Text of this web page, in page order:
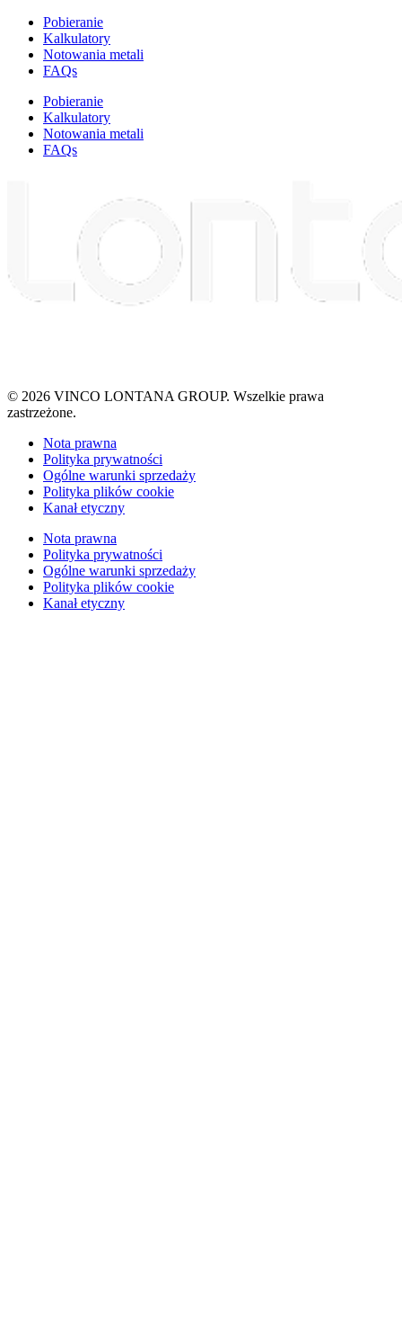
Pobieranie
Kalkulatory
Notowania metali
FAQs
Pobieranie
Kalkulatory
Notowania metali
FAQs
© 2026 VINCO LONTANA GROUP. Wszelkie prawa
zastrzeżone.
Nota prawna
Polityka prywatności
Ogólne warunki sprzedaży
Polityka plików cookie
Kanał etyczny
Nota prawna
Polityka prywatności
Ogólne warunki sprzedaży
Polityka plików cookie
Kanał etyczny